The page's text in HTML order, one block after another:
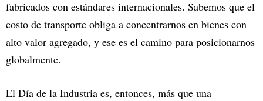
fabricados con estándares internacionales. Sabemos que el
costo de transporte obliga a concentrarnos en bienes con
alto valor agregado, y ese es el camino para posicionarnos
globalmente.
El Día de la Industria es, entonces, más que una